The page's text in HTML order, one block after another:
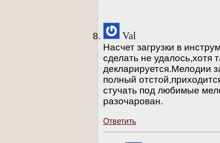
Val
Насчет загрузки в
сделать не удалось,хотя
декларируется.Мелодии
полный
стучать под любимые
разочарован.
Ответить